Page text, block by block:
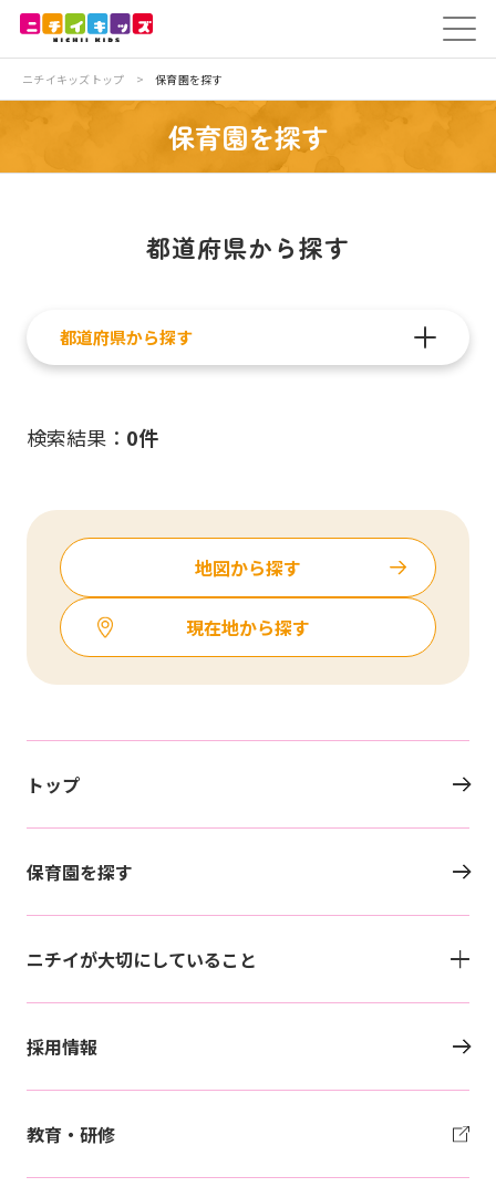
トップ
ニチイが大切にしていること
法人のお客様
お知らせ
よくあるご質問
総合お問い合わせ
サイトマップ ニチイ学館オフィシャルサイト
ニチイキッズトップ > 保育園を探す
保育園を探す
都道府県から探す
都道府県から探す
検索結果： 0件
地図から探す
現在地から探す
トップ
保育園を探す
ニチイが大切にしていること
採用情報
教育・研修